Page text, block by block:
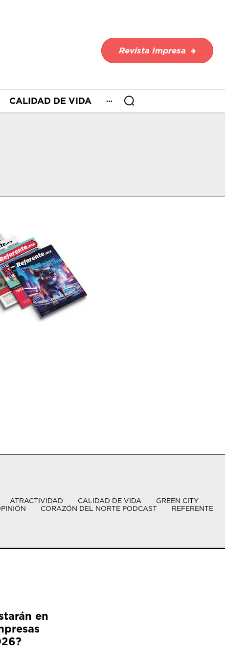
Revista Impresa
CALIDAD DE VIDA
ATRACTIVIDAD CALIDAD DE VIDA
GREEN CITY
CORAZÓN DEL NORTE PODCAST REFERENTE
en